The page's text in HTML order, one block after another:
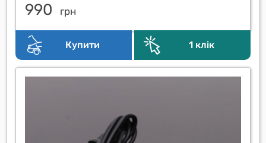
990 грн
Купити 1 клік